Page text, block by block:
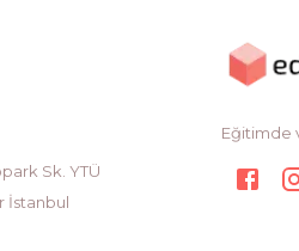
Sk. YTÜ
İstanbul
Eğitimde